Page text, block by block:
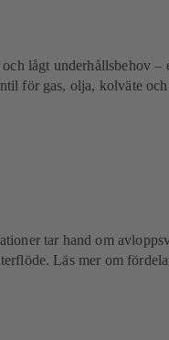
lågt underhållsbehov –
för gas, olja, kolväte och
tar hand om
Läs mer om